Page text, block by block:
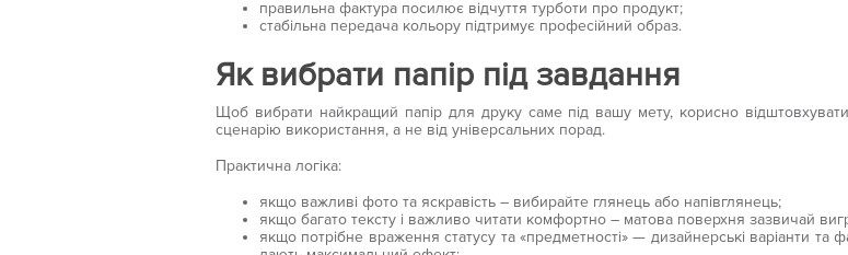
правильна фактура посилює відчуття турботи про продукт;
стабільна передача кольору підтримує професійний образ.
Як вибрати папір під завдання
Щоб вибрати найкращий папір для друку саме під вашу мету, корисно
сценарію використання, а не від універсальних порад.
Практична логіка:
якщо важливі фото та яскравість – вибирайте глянець або напівглянець;
якщо багато тексту і важливо читати комфортно – матова поверхня зазвичай
якщо потрібне враження статусу та «предметності» — дизайнерські варіанти та